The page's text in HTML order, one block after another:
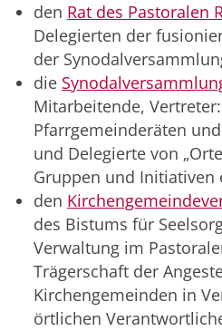
den Rat des Pastoralen
Delegierten der
der
die
Mitarbeitende,
Pfarrgemeinderäten
und Delegierte von
Gruppen und Initiativen
den
des Bistums für
Verwaltung im
Trägerschaft der
Kirchengemeinden in
örtlichen